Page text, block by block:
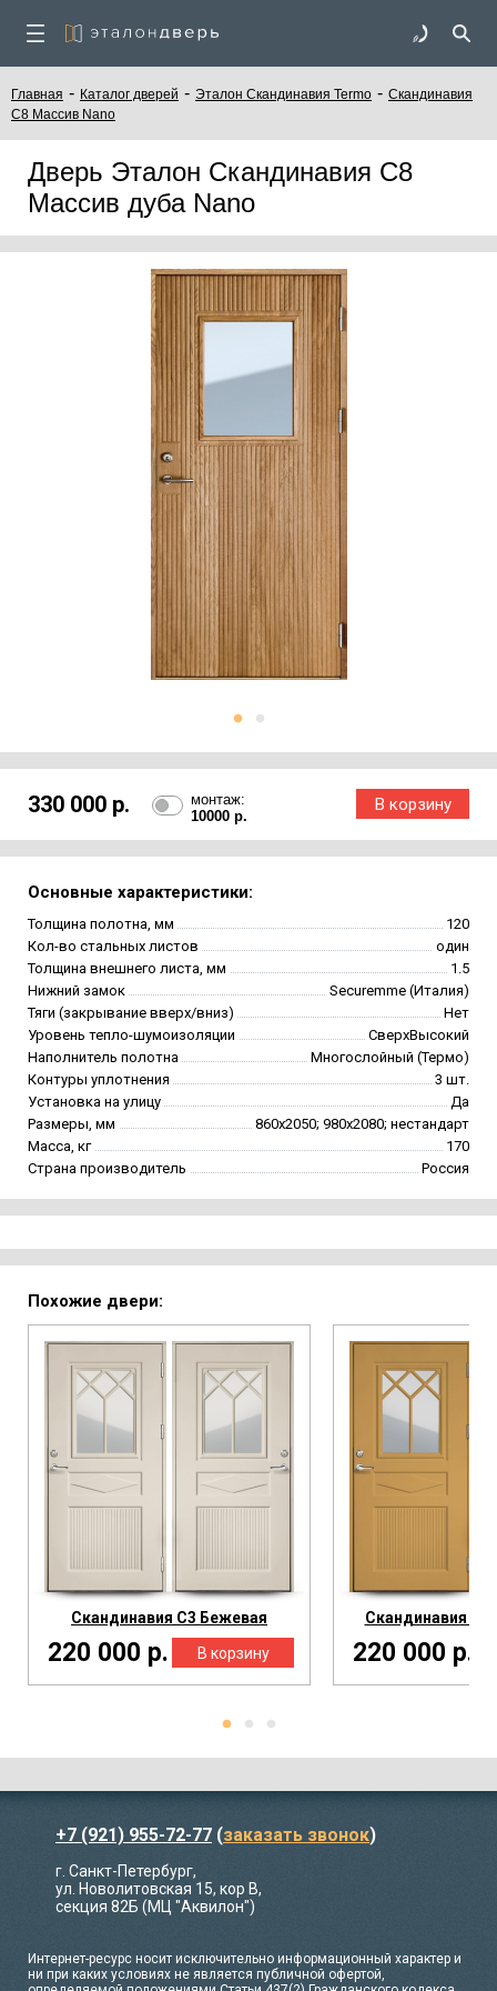
Главная - Каталог дверей - Эталон Скандинавия Termo - Скандинавия
С8 Массив Nano
Дверь Эталон Скандинавия С8
Массив дуба Nano
330 000 р.
монтаж:
10000 р.
Основные характеристики:
Толщина полотна, мм
120
Кол-во стальных листов
один
Толщина внешнего листа, мм
1.5
Нижний замок
Securemme (Италия)
Тяги (закрывание вверх/вниз)
Нет
Уровень тепло-шумоизоляции
СверхВысокий
Наполнитель полотна
Многослойный (Термо)
Контуры уплотнения
3 шт.
Установка на улицу
Да
Размеры, мм
860х2050; 980х2080; нестандарт
Масса, кг
170
Страна производитель
Россия
Похожие двери:
Скандинавия С3 Бежевая
220 000 р.
Скандинавия С3
220 000 р.
+7 (921) 955-72-77 (заказать звонок)
г. Санкт-Петербург,
ул. Новолитовская 15, кор В,
секция 82Б (МЦ "Аквилон")
Интернет-ресурс носит исключительно информационный характер и
ни при каких условиях не является публичной офертой,